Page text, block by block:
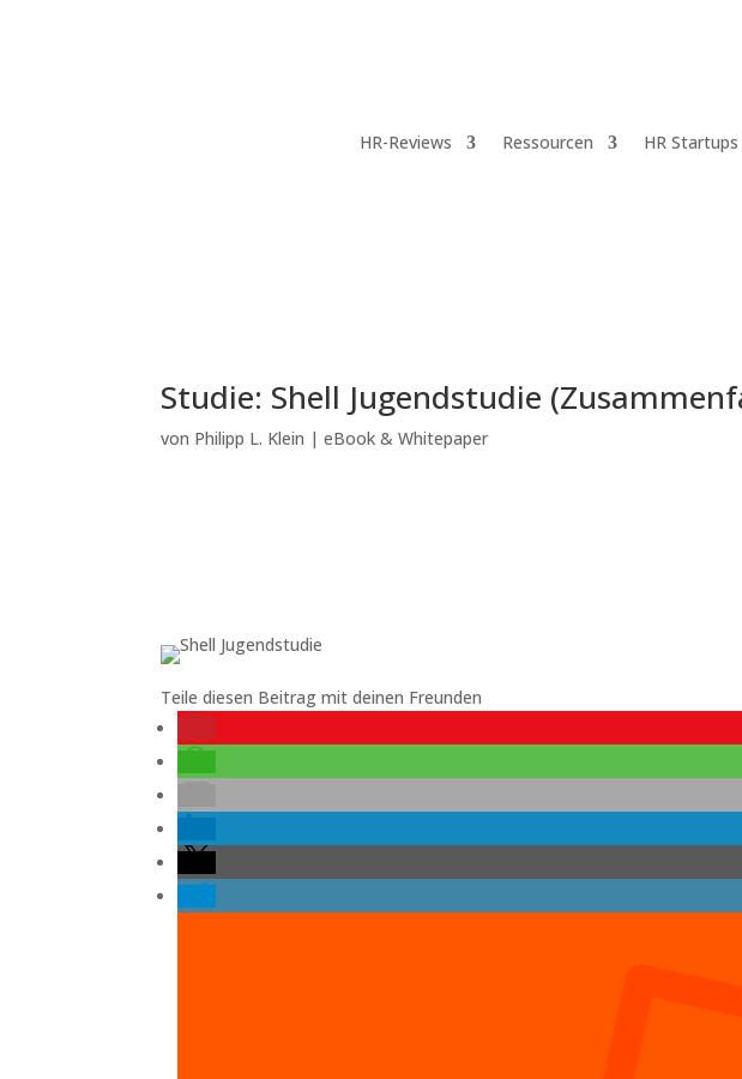
HR-Reviews Ressourcen HR Startups
Studie: Shell Jugendstudie
von Philipp L. Klein |eBook & Whitepaper
Teile diesen Beitrag mit deinen Freunden